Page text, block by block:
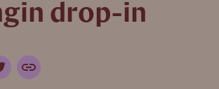
drop-in